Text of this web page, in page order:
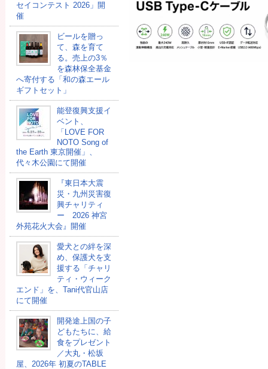
セイコンテスト 2026」開
催
ビールを贈っ
て、森を育て
る。売上の3％
を森林保全基金
へ寄付する「和の森エール
ギフトセット」
能登復興支援イ
ベント、
「LOVE FOR
NOTO Song of
the Earth 東京開催」、
代々木公園にて開催
『東日本大震
災・九州災害復
興チャリティ
ー 2026 神宮
外苑花火大会』開催
愛犬との絆を深
め、保護犬を支
援する「チャリ
ティ・ウィーク
エンド」を、Tani代官山店
にて開催
開発途上国の⼦
どもたちに、給
⾷をプレゼント
／大丸・松坂
屋、2026年 初夏のTABLE